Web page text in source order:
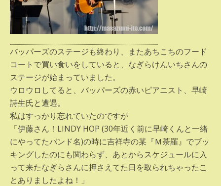
バッパーズのステージも終わり、またあちこちのフード
コートで買い食いをしていると、なぎらけんいちさんの
ステージが始まっていました。
ウロウロしてると、バッパーズの赤いピアニスト、早崎
詩生氏と遭遇。
私はすっかり忘れていたのですが
「伊藤さん！LINDY HOP (30年近く前に早崎くんと一緒
にやってたバンド名)の時に吉祥寺の某『Ｍ荼羅』でブッ
キングしたのにも関わらず、あとからスケジュールに入
って来たなぎらさんに押さえてた日を取られちゃったこ
とありましたよね！」